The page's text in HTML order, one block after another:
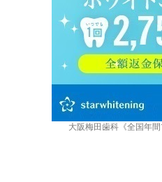
大阪梅田歯科《全国年間